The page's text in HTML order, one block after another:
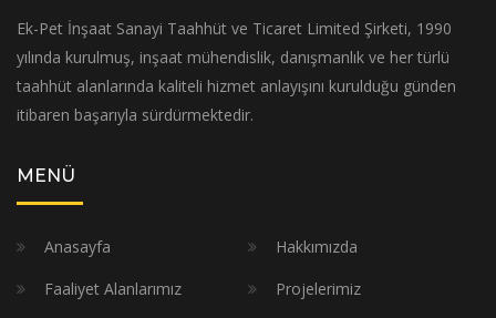
Ek-Pet İnşaat Sanayi Taahhüt ve Ticaret Limited Şirketi, 1990
yılında kurulmuş, inşaat mühendislik, danışmanlık ve her türlü
taahhüt alanlarında kaliteli hizmet anlayışını kurulduğu günden
itibaren başarıyla sürdürmektedir.
MENÜ
Anasayfa
Hakkımızda
Faaliyet Alanlarımız
Projelerimiz